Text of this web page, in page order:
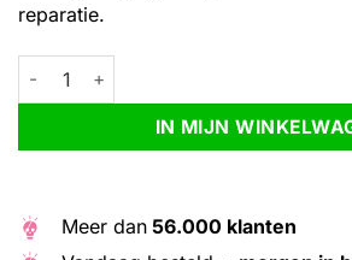
reparatie.
Bofix doos centreer nippel SA (25 stuks)
IN MIJN
Alternative:
Meer dan 56.000 klanten